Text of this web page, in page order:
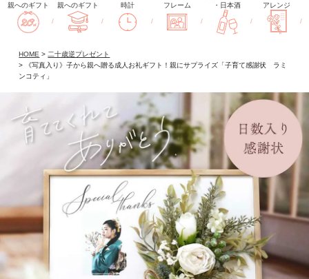
親へのギフト
/
親へのギフト
/
時計
/
フレーム
/
・日本酒
/
アレンジ
/
HOME
二十歳逆プレゼント
《写真入り》子から親へ贈る成人お礼ギフト！親にサプライズ「子育て感謝状 ラミ
ンコティ」